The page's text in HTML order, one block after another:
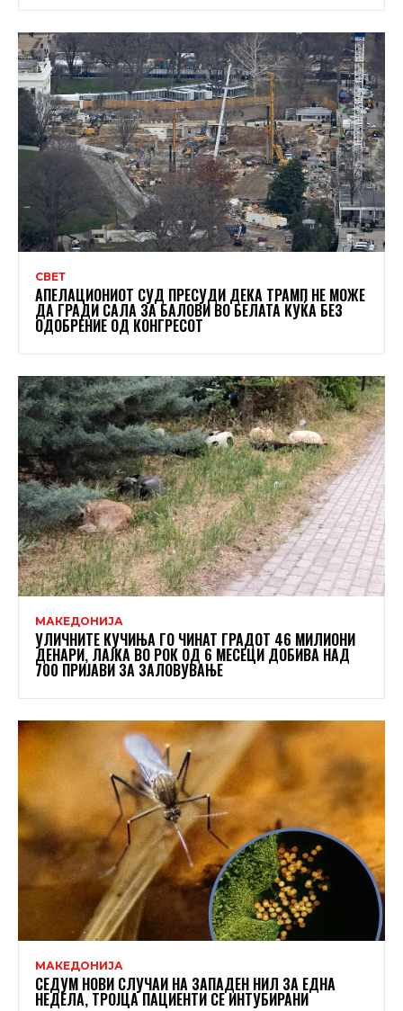
СВЕТ
АПЕЛАЦИОНИОТ СУД ПРЕСУДИ ДЕКА ТРАМП НЕ МОЖЕ
ДА ГРАДИ САЛА ЗА БАЛОВИ ВО БЕЛАТА КУЌА БЕЗ
ОДОБРЕНИЕ ОД КОНГРЕСОТ
МАКЕДОНИЈА
УЛИЧНИТЕ КУЧИЊА ГО ЧИНАТ ГРАДОТ 46 МИЛИОНИ
ДЕНАРИ, ЛАЈКА ВО РОК ОД 6 МЕСЕЦИ ДОБИВА НАД
700 ПРИЈАВИ ЗА ЗАЛОВУВАЊЕ
МАКЕДОНИЈА
СЕДУМ НОВИ СЛУЧАИ НА ЗАПАДЕН НИЛ ЗА ЕДНА
НЕДЕЛА, ТРОЈЦА ПАЦИЕНТИ СЕ ИНТУБИРАНИ